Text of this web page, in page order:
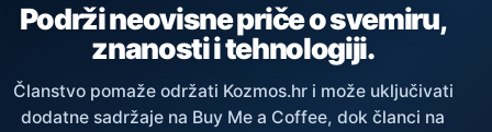
Podrži neovisne priče o svemiru,
znanosti i tehnologiji.
Članstvo pomaže održati Kozmos.hr i može uključivati
dodatne sadržaje na Buy Me a Coffee, dok članci na